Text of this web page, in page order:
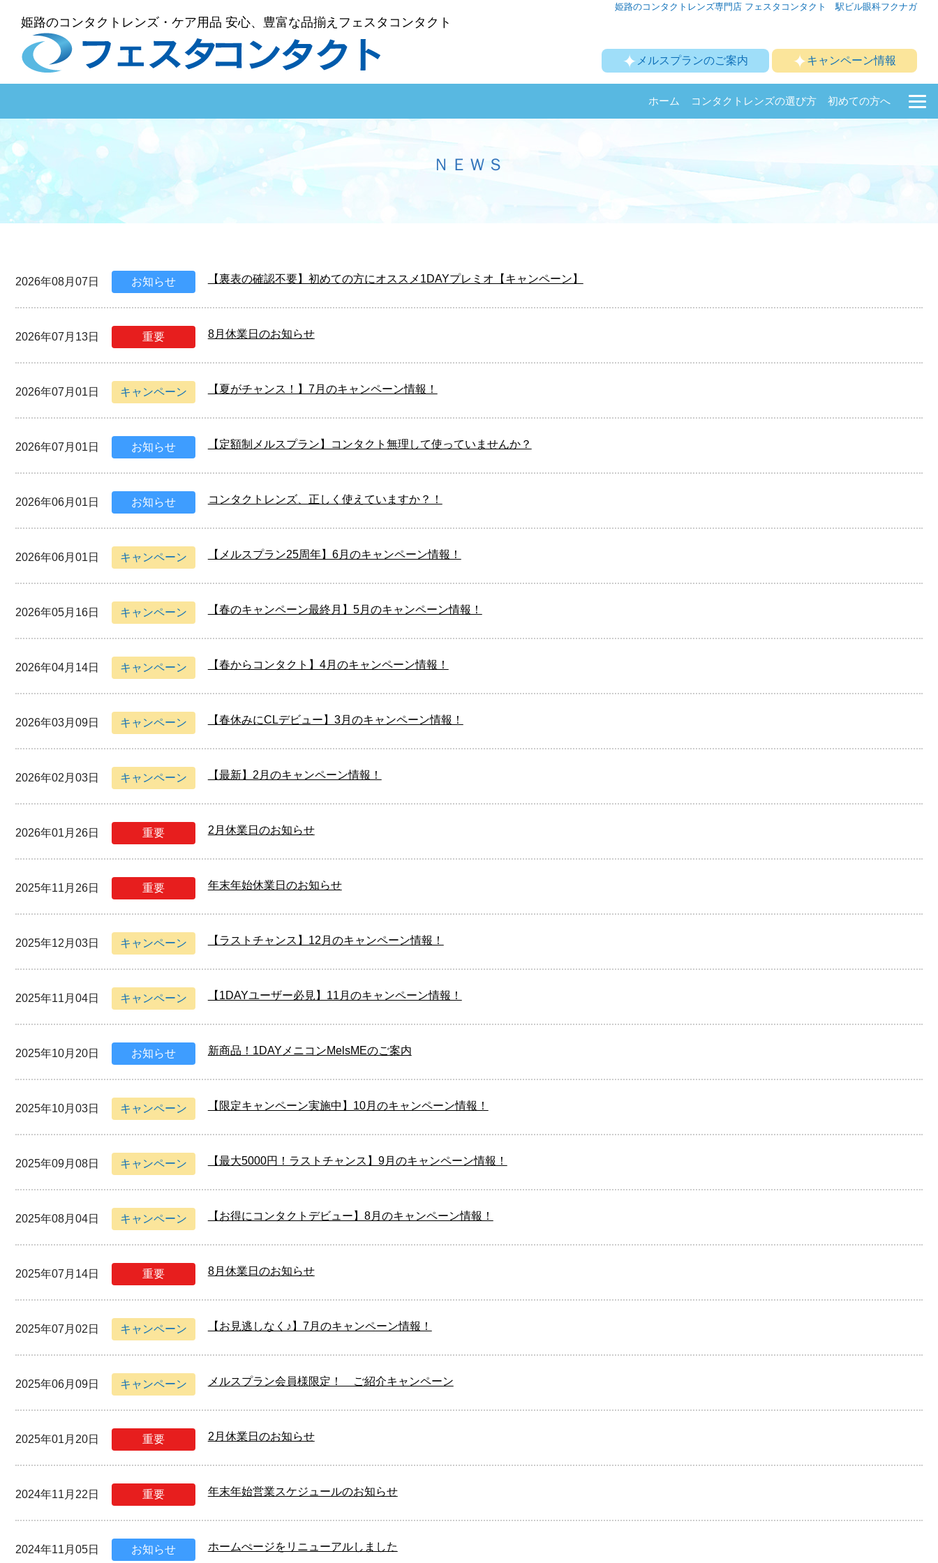
姫路のコンタクトレンズ専門店 フェスタコンタクト 駅ビル眼科フクナガ
姫路のコンタクトレンズ・ケア用品 安心、豊富な品揃えフェスタコンタクト
メルスプランのご案内 キャンペーン情報
ホーム コンタクトレンズの選び方 初めての方へ
ＮＥＷＳ
2026年08月07日 お知らせ 【裏表の確認不要】初めての方にオススメ1DAYプレミオ【キャンペーン】
2026年07月13日 重要 8月休業日のお知らせ
2026年07月01日 キャンペーン 【夏がチャンス！】7月のキャンペーン情報！
2026年07月01日 お知らせ 【定額制メルスプラン】コンタクト無理して使っていませんか？
2026年06月01日 お知らせ コンタクトレンズ、正しく使えていますか？！
2026年06月01日 キャンペーン 【メルスプラン25周年】6月のキャンペーン情報！
2026年05月16日 キャンペーン 【春のキャンペーン最終月】5月のキャンペーン情報！
2026年04月14日 キャンペーン 【春からコンタクト】4月のキャンペーン情報！
2026年03月09日 キャンペーン 【春休みにCLデビュー】3月のキャンペーン情報！
2026年02月03日 キャンペーン 【最新】2月のキャンペーン情報！
2026年01月26日 重要 2月休業日のお知らせ
2025年11月26日 重要 年末年始休業日のお知らせ
2025年12月03日 キャンペーン 【ラストチャンス】12月のキャンペーン情報！
2025年11月04日 キャンペーン 【1DAYユーザー必見】11月のキャンペーン情報！
2025年10月20日 お知らせ 新商品！1DAYメニコンMelsMEのご案内
2025年10月03日 キャンペーン 【限定キャンペーン実施中】10月のキャンペーン情報！
2025年09月08日 キャンペーン 【最大5000円！ラストチャンス】9月のキャンペーン情報！
2025年08月04日 キャンペーン 【お得にコンタクトデビュー】8月のキャンペーン情報！
2025年07月14日 重要 8月休業日のお知らせ
2025年07月02日 キャンペーン 【お見逃しなく♪】7月のキャンペーン情報！
2025年06月09日 キャンペーン メルスプラン会員様限定！ ご紹介キャンペーン
2025年01月20日 重要 2月休業日のお知らせ
2024年11月22日 重要 年末年始営業スケジュールのお知らせ
2024年11月05日 お知らせ ホームぺージをリニューアルしました